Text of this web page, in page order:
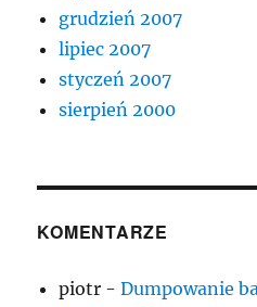
grudzień 2007
lipiec 2007
styczeń 2007
sierpień 2000
KOMENTARZE
piotr -Dumpowanie